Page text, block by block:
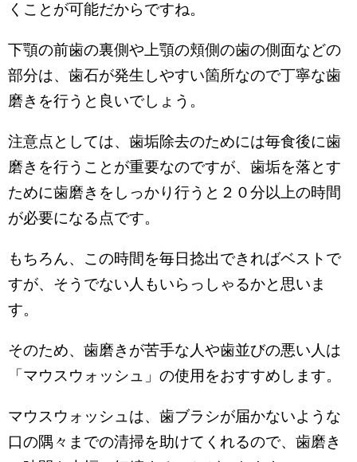
くことが可能だからですね。
下顎の前歯の裏側や上顎の頬側の歯の側面などの
部分は、歯石が発生しやすい箇所なので丁寧な歯
磨きを行うと良いでしょう。
注意点としては、歯垢除去のためには毎食後に歯
磨きを行うことが重要なのですが、歯垢を落とす
ために歯磨きをしっかり行うと２０分以上の時間
が必要になる点です。
もちろん、この時間を毎日捻出できればベストで
すが、そうでない人もいらっしゃるかと思いま
す。
そのため、歯磨きが苦手な人や歯並びの悪い人は
「マウスウォッシュ」の使用をおすすめします。
マウスウォッシュは、歯ブラシが届かないような
口の隅々までの清掃を助けてくれるので、歯磨き